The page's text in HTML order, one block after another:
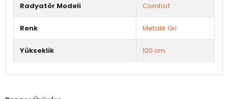
Radyatör Modeli Comfort
Renk Metalik Gri
Yükseklik 120 cm.